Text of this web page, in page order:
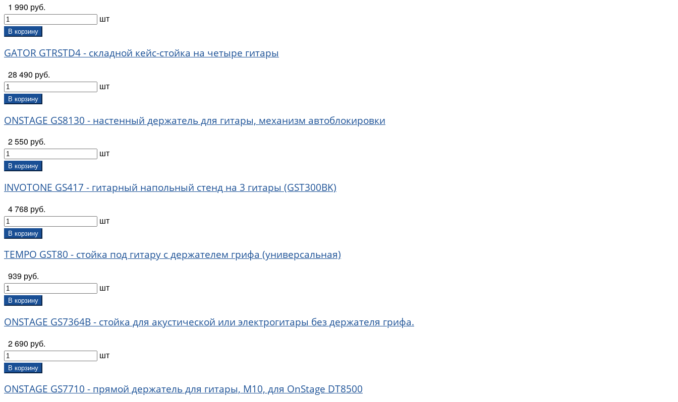
Invotone (
Lutner ( 8
On-Stage (33)
Planet Waves (
Soundking (
Superfix (12)
Мозеръ (4)
1 990 руб.
шт
В корзину
GATOR GTRSTD4 - складной кейс-стойка на четыре гитары
28 490 руб.
шт
В корзину
ONSTAGE GS8130 - настенный держатель для гитары, механизм автоблокировки
2 550 руб.
шт
В корзину
INVOTONE GS417 - гитарный напольный стенд на 3 гитары (GST300BK)
4 768 руб.
шт
В корзину
TEMPO GST80 - стойка под гитару с держателем грифа (универсальная)
939 руб.
шт
В корзину
ONSTAGE GS7364B - стойка для акустической или электрогитары без держателя грифа.
2 690 руб.
шт
В корзину
ONSTAGE GS7710 - прямой держатель для гитары, М10, для OnStage DT8500